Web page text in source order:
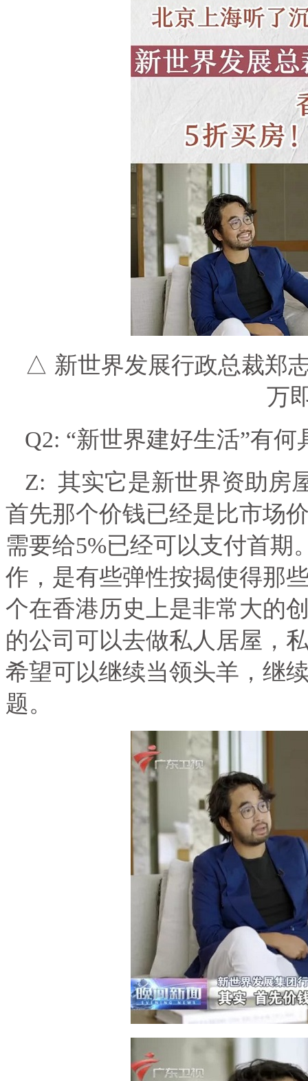
△ 新世界发展行政总裁郑
万
Q2: “新世界建好生活”有何
Z: 其实它是新世界资助房
首先那个价钱已经是比市场
需要给5%已经可以支付首期
作，是有些弹性按揭使得那
个在香港历史上是非常大的
的公司可以去做私人居屋，
希望可以继续当领头羊，继
题。